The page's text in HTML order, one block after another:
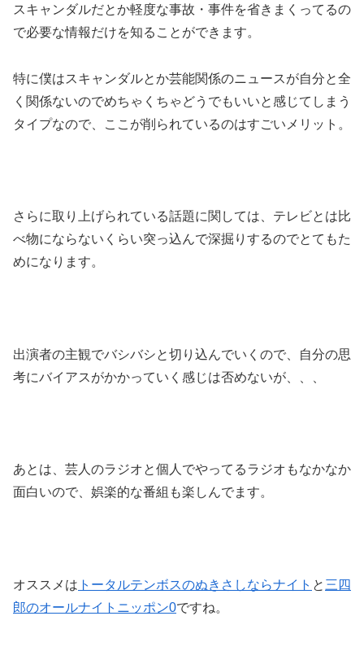
スキャンダルだとか軽度な事故・事件を省きまくってるの
で必要な情報だけを知ることができます。
特に僕はスキャンダルとか芸能関係のニュースが自分と全
く関係ないのでめちゃくちゃどうでもいいと感じてしまう
タイプなので、ここが削られているのはすごいメリット。
さらに取り上げられている話題に関しては、テレビとは比
べ物にならないくらい突っ込んで深掘りするのでとてもた
めになります。
出演者の主観でバシバシと切り込んでいくので、自分の思
考にバイアスがかかっていく感じは否めないが、、、
あとは、芸人のラジオと個人でやってるラジオもなかなか
面白いので、娯楽的な番組も楽しんでます。
オススメは トータルテンボスのぬきさしならナイト と 三四
郎のオールナイトニッポン0ですね。